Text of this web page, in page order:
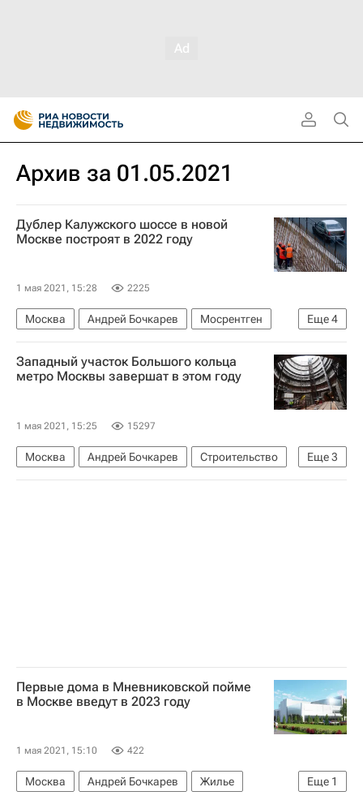
Архив за 01.05.2021
Дублер Калужского шоссе в новой
Москве построят в 2022 году
1 мая 2021, 15:28 2225
Еще4
Москва Андрей Бочкарев
Мосрентген
Новая Москва
Строительство
Дороги
Калужское шоссе
Западный участок Большого кольца
метро Москвы завершат в этом году
1 мая 2021, 15:25 15297
Еще3
Москва Андрей Бочкарев
Строительство
Инфраструктура
Первые дома в Мневниковской пойме
в Москве введут в 2023 году
1 мая 2021, 15:10 422
Еще 1
Москва Андрей Бочкарев
Жилье